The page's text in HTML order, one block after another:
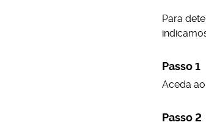
Para
Passo 1
Aceda
Passo 2